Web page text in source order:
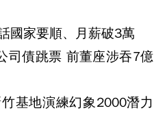
國家要順、月薪破3萬
司債跳票 前董座涉吞7億
基地演練幻象2000潛力